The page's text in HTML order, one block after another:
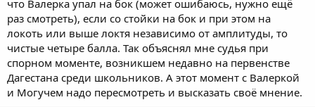
что Валерка упал на бок (может ошибаюсь, нужно ещё
раз смотреть), если со стойки на бок и при этом на
локоть или выше локтя независимо от амплитуды, то
чистые четыре балла. Так объяснял мне судья при
спорном моменте, возникшем недавно на первенстве
Дагестана среди школьников. А этот момент с Валеркой
и Могучем надо пересмотреть и высказать своё мнение.